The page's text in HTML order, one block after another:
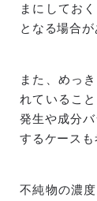
まにしてお
となる場合が
また、めっ
れているこ
発生や成分
するケースも
不純物の濃